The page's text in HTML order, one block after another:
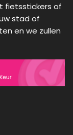
fietsstickers of
stad of
en we zullen